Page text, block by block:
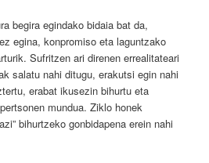
begira egindako bidaia bat da,
egina, konpromiso eta laguntzako
Sufritzen ari direnen errealitateari
salatu nahi ditugu, erakutsi egin nahi
erabat ikusezin bihurtu eta
mundua. Ziklo honek
bihurtzeko gonbidapena erein nahi